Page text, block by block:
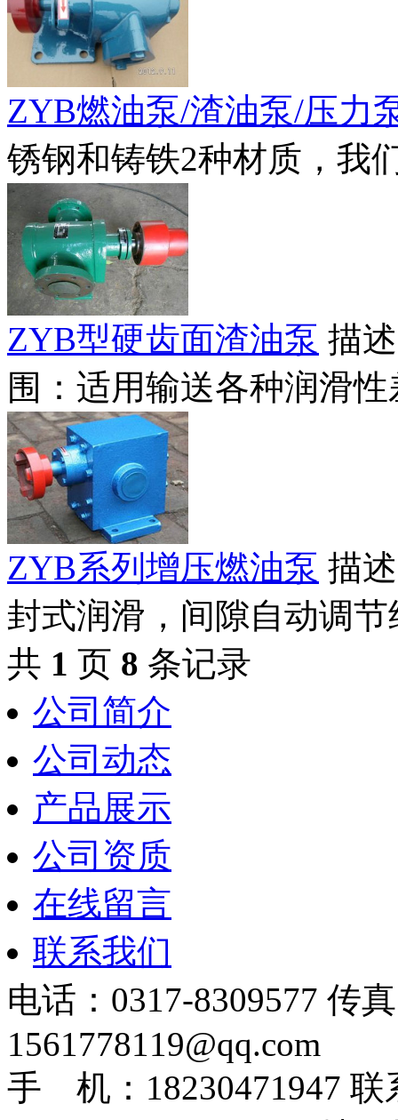
ZYB燃油泵/渣油泵/压力
锈钢和铸铁2种材质，我
ZYB型硬齿面渣油泵 描
围：适用输送各种润滑
ZYB系列增压燃油泵 描
封式润滑，间隙自动调
共 1 页 8 条记录
公司简介
公司动态
产品展示
公司资质
在线留言
联系我们
电话：0317-8309577 传
1561778119@qq.com
手 机：18230471947